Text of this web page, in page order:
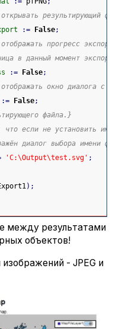
результирующий
:= False;
прогресс экспорта
в данный момент
:= False;
окно диалога с
:= False;
файла.}
если не установить имя
диалог выбора имени
'C:\Output\test.svg' ;
) ;
между результатами
объектов!
- JPEG и